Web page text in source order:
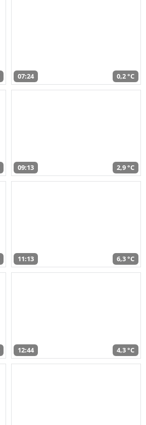
07:24 0,2 °C
09:13 2,9 °C
11:13 6,3 °C
12:44 4,3 °C